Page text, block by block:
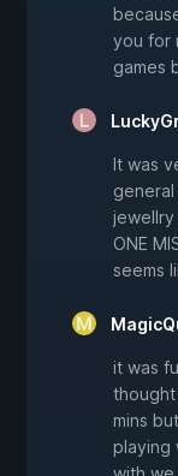
you for
games
It was
ONE
seems
it was
mins
playing